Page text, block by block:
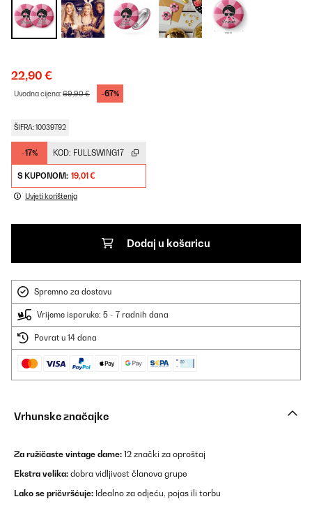
22,90 €
Uvodna cijena:69,90 € -67%
ŠIFRA: 10039792
-17% KOD: FULLSWING17
S KUPONOM: 19,01 €
Uvjeti korištenja
Dodaj u košaricu
Spremno za dostavu
Vrijeme isporuke: 5 - 7 radnih dana
Povrat u 14 dana
Vrhunske značajke
Za ružičaste vintage dame: 12 znački za oproštaj
Ekstra velika: dobra vidljivost članova grupe
Lako se pričvršćuje: Idealno za odjeću, pojas ili torbu